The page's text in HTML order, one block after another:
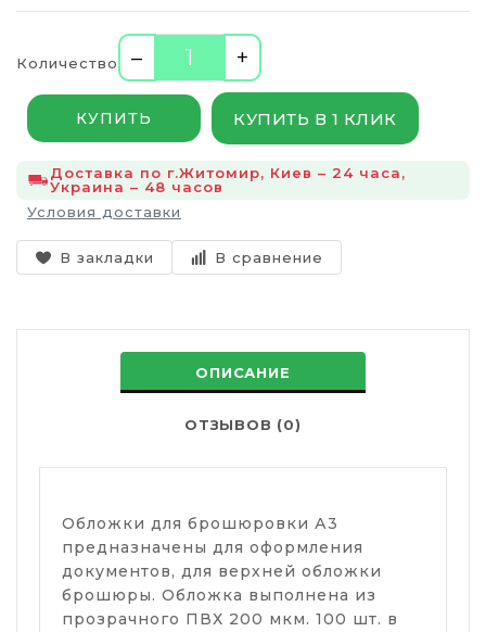
Количество – +
КУПИТЬ КУПИТЬ В 1 КЛИК
Доставка по г.Житомир, Киев – 24 часа,
Украина – 48 часов
Условия доставки
В закладки В сравнение
ОПИСАНИЕ
ОТЗЫВОВ (0)
Обложки для брошюровки А3
предназначены для оформления
документов, для верхней обложки
брошюры. Обложка выполнена из
прозрачного ПВХ 200 мкм. 100 шт. в